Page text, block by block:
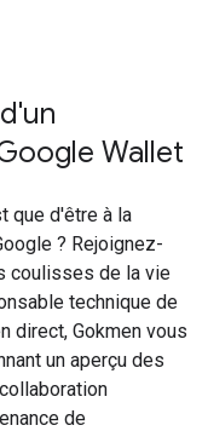
Wallet
que d'être à la
? Rejoignez-
coulisses de la vie
technique de
direct, Gokmen vous
un aperçu des
de